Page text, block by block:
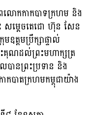
លោកកាកបាទក្រហម និង
សម្តេចតេជោ ហ៊ុន សែន
ឧត្តមប្រឹក្សាផ្ទាល់
ះគុណដល់ព្រះមហាក្សត្រ
ានព្រះប្រទាន និង
កបាតក្រហមកម្ពុជាយ៉ាង